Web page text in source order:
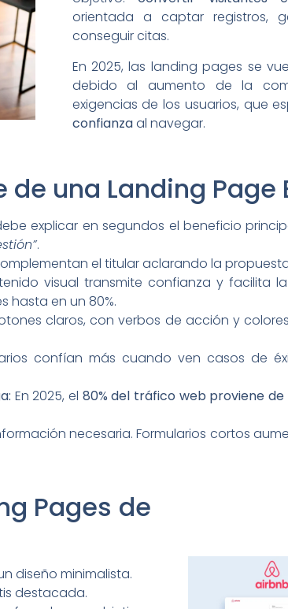
orientada a captar registros,
conseguir citas.
En 2025, las landing pages se
debido al aumento de la
exigencias de los usuarios, que
confianzaal navegar.
de una Landing Page
explicar en segundos el beneficio
.
el titular aclarando la
visual transmite confianza y facilita
hasta en un 80%.
claros, con verbos de acción y
confían más cuando ven casos de
En 2025, el 80% del tráfico web proviene de
necesaria. Formularios cortos
Pages de
diseño minimalista.
destacada.